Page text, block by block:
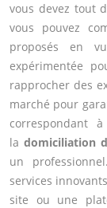
vous devez tout
vous pouvez
proposés en
expérimentée
rapprocher des
marché pour
correspondant
la domiciliation
un
services
site ou une